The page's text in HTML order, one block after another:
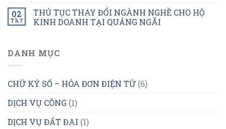
02
Th7
THỦ TỤC THAY ĐỔI NGÀNH NGHỀ CHO HỘ
KINH DOANH TẠI QUẢNG NGÃI
DANH MỤC
CHỮ KÝ SỐ – HÓA ĐƠN ĐIỆN TỬ(6)
DỊCH VỤ CÔNG (1)
DỊCH VỤ ĐẤT ĐAI (1)